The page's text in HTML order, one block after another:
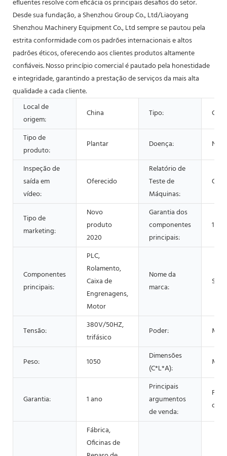
efluentes resolve com eficácia os principais desafios do setor.
Desde sua fundação, a Shenzhou Group Co., Ltd/Liaoyang
Shenzhou Machinery Equipment Co., Ltd sempre se pautou pela
estrita conformidade com os padrões internacionais e altos
padrões éticos, oferecendo aos clientes produtos altamente
confiáveis. Nosso princípio comercial é pautado pela honestidade
e integridade, garantindo a prestação de serviços da mais alta
qualidade a cada cliente.
Local de
origem:
China Tipo:
Tipo de
produto:
Plantar Doença:
Inspeção de
saída em
vídeo:
Oferecido
Relatório de
Teste de
Máquinas:
Tipo de
marketing:
Novo
produto
2020
Garantia dos
componentes
principais:
1 ano
Componentes
principais:
PLC,
Rolamento,
Caixa de
Engrenagens,
Motor
Nome da
marca:
Tensão:
380V/50HZ,
trifásico
Poder:
Peso: 1050
Dimensões
(C*L*A):
Garantia: 1 ano
Principais
argumentos
de venda:
Fábrica,
Oficinas de